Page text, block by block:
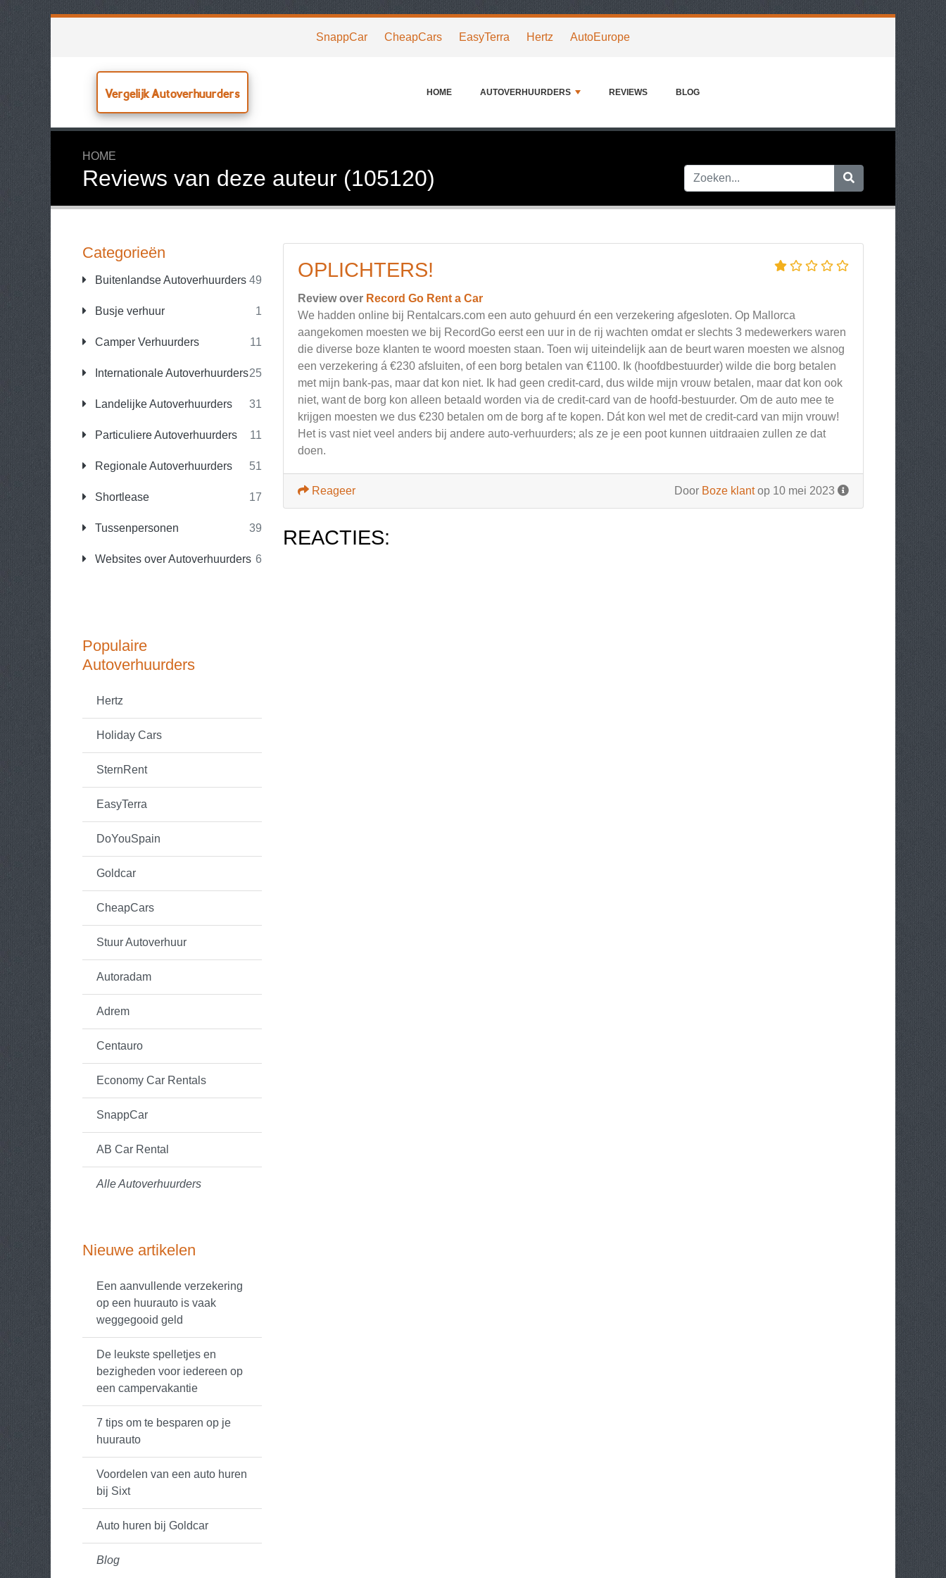
SnappCar CheapCars EasyTerra Hertz AutoEurope
Vergelijk Autoverhuurders HOME AUTOVERHUURDERS REVIEWS BLOG
HOME
Reviews van deze auteur (105120)
Categorieën
Buitenlandse Autoverhuurders 49
Busje verhuur 1
Camper Verhuurders 11
Internationale Autoverhuurders25
Landelijke Autoverhuurders 31
Particuliere Autoverhuurders 11
Regionale Autoverhuurders 51
Shortlease 17
Tussenpersonen 39
Websites over Autoverhuurders 6
Populaire
Autoverhuurders
Hertz
Holiday Cars
SternRent
EasyTerra
DoYouSpain
Goldcar
CheapCars
Stuur Autoverhuur
Autoradam
Adrem
Centauro
Economy Car Rentals
SnappCar
AB Car Rental
Alle Autoverhuurders
Nieuwe artikelen
Een aanvullende verzekering
op een huurauto is vaak
weggegooid geld
De leukste spelletjes en
bezigheden voor iedereen op
een campervakantie
7 tips om te besparen op je
huurauto
Voordelen van een auto huren
bij Sixt
Auto huren bij Goldcar
Blog
OPLICHTERS!
Review over Record Go Rent a Car
We hadden online bij Rentalcars.com een auto gehuurd én een verzekering afgesloten. Op Mallorca
aangekomen moesten we bij RecordGo eerst een uur in de rij wachten omdat er slechts 3 medewerkers waren
die diverse boze klanten te woord moesten staan. Toen wij uiteindelijk aan de beurt waren moesten we alsnog
een verzekering á €230 afsluiten, of een borg betalen van €1100. Ik (hoofdbestuurder) wilde die borg betalen
met mijn bank-pas, maar dat kon niet. Ik had geen credit-card, dus wilde mijn vrouw betalen, maar dat kon ook
niet, want de borg kon alleen betaald worden via de credit-card van de hoofd-bestuurder. Om de auto mee te
krijgen moesten we dus €230 betalen om de borg af te kopen. Dát kon wel met de credit-card van mijn vrouw!
Het is vast niet veel anders bij andere auto-verhuurders; als ze je een poot kunnen uitdraaien zullen ze dat
doen.
Door Boze klantop 10 mei 2023
Reageer
REACTIES: